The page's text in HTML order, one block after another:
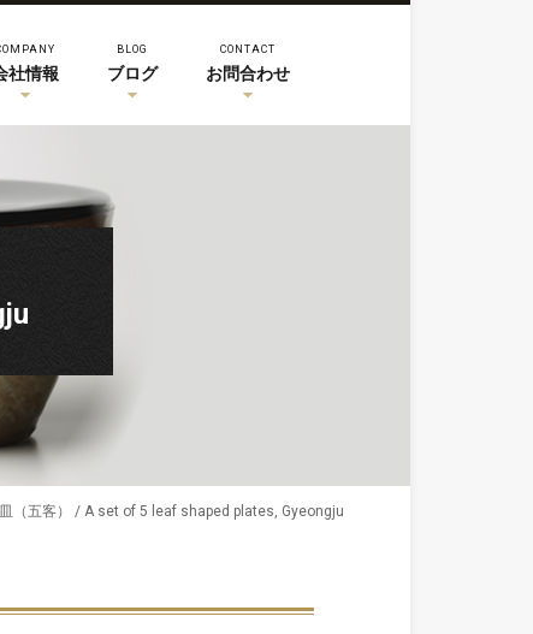
社情報
BLOG
ブログ
CONTACT
お問合わせ
（五客） / A set of 5 leaf shaped plates, Gyeongju